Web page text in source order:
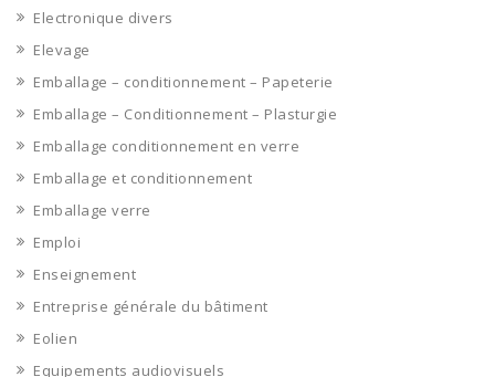
Electronique divers
Elevage
Emballage – conditionnement – Papeterie
Emballage – Conditionnement – Plasturgie
Emballage conditionnement en verre
Emballage et conditionnement
Emballage verre
Emploi
Enseignement
Entreprise générale du bâtiment
Eolien
Equipements audiovisuels